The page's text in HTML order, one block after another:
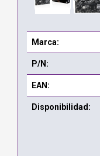
Marca:
P/N:
EAN:
Disponibilidad: